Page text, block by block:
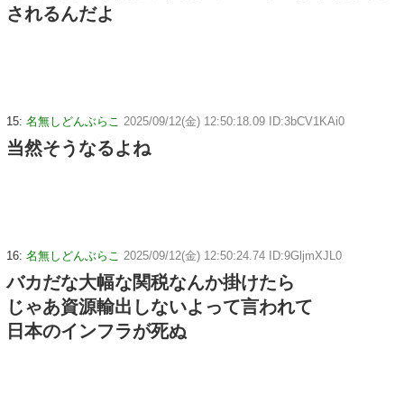
されるんだよ
15: 名無しどんぶらこ 2025/09/12(金) 12:50:18.09 ID:3bCV1KAi0
当然そうなるよね
16: 名無しどんぶらこ 2025/09/12(金) 12:50:24.74 ID:9GljmXJL0
バカだな大幅な関税なんか掛けたら
じゃあ資源輸出しないよって言われて
日本のインフラが死ぬ